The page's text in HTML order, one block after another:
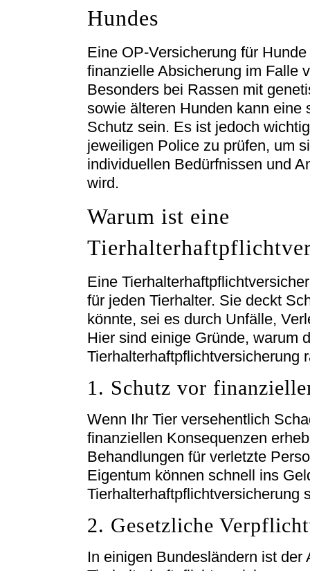
Hundes
Eine OP-Versicherung für
finanzielle Absicherung im Falle
Besonders bei Rassen mit
sowie älteren Hunden kann eine
Schutz sein. Es ist jedoch
jeweiligen Police zu prüfen, um
individuellen Bedürfnissen und
wird.
Warum ist eine
Eine
für jeden Tierhalter. Sie deckt
könnte, sei es durch Unfälle,
Hier sind einige Gründe, warum
Tierhalterhaftpflichtversicherung
1. Schutz vor
Wenn Ihr Tier versehentlich
finanziellen Konsequenzen
Behandlungen für verletzte
Eigentum können schnell ins
Tierhalterhaftpflichtversicherung
2. Gesetzliche
In einigen Bundesländern ist der